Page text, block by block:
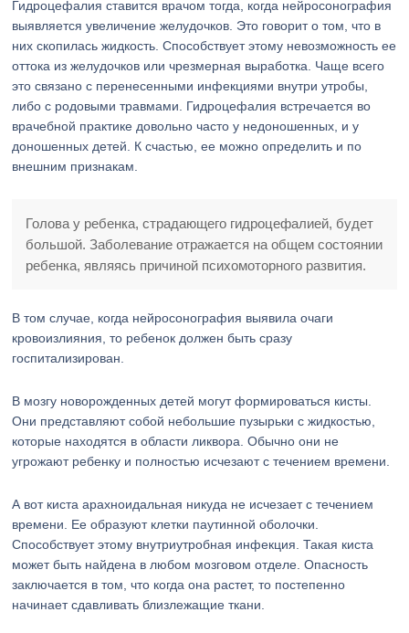
Гидроцефалия ставится врачом тогда, когда нейросонография
выявляется увеличение желудочков. Это говорит о том, что в
них скопилась жидкость. Способствует этому невозможность ее
оттока из желудочков или чрезмерная выработка. Чаще всего
это связано с перенесенными инфекциями внутри утробы,
либо с родовыми травмами. Гидроцефалия встречается во
врачебной практике довольно часто у недоношенных, и у
доношенных детей. К счастью, ее можно определить и по
внешним признакам.
Голова у ребенка, страдающего гидроцефалией, будет
большой. Заболевание отражается на общем состоянии
ребенка, являясь причиной психомоторного развития.
В том случае, когда нейросонография выявила очаги
кровоизлияния, то ребенок должен быть сразу
госпитализирован.
В мозгу новорожденных детей могут формироваться кисты.
Они представляют собой небольшие пузырьки с жидкостью,
которые находятся в области ликвора. Обычно они не
угрожают ребенку и полностью исчезают с течением времени.
А вот киста арахноидальная никуда не исчезает с течением
времени. Ее образуют клетки паутинной оболочки.
Способствует этому внутриутробная инфекция. Такая киста
может быть найдена в любом мозговом отделе. Опасность
заключается в том, что когда она растет, то постепенно
начинает сдавливать близлежащие ткани.